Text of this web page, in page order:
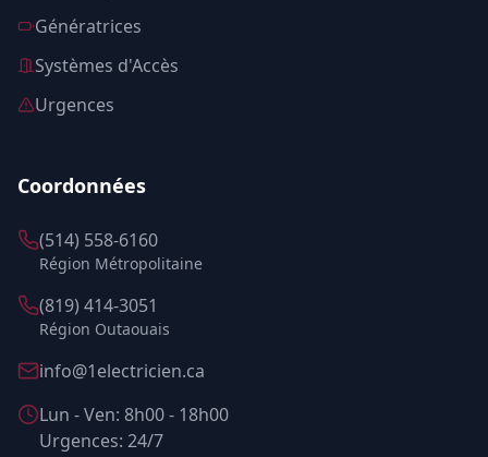
Génératrices
Systèmes d'Accès
Urgences
Coordonnées
(514) 558-6160
Région Métropolitaine
(819) 414-3051
Région Outaouais
info@1electricien.ca
Lun - Ven: 8h00 - 18h00
Urgences: 24/7